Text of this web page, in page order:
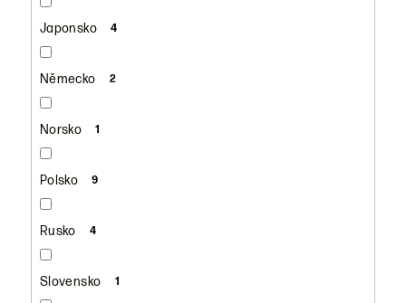
Japonsko 4
Německo 2
Norsko 1
Polsko 9
Rusko 4
Slovensko 1